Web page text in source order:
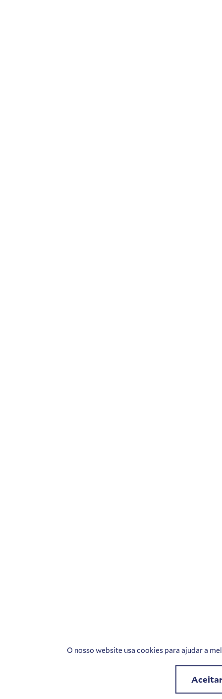
O nosso website usa cookies para ajudar a